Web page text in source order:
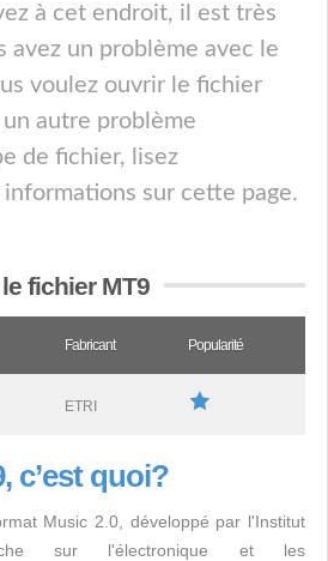
à cet endroit, il est très
avez un problème avec le
voulez ouvrir le fichier
autre problème
de fichier, lisez
sur cette page.
fichier MT9
Fabricant Popularité
ETRI
c’est quoi?
Music 2.0, développé par l'Institut
sur l'électronique et les